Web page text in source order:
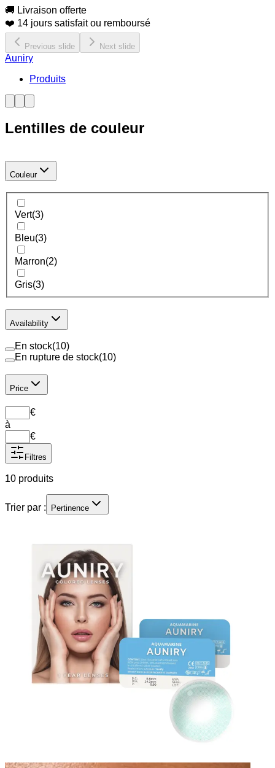
🚚 Livraison offerte
❤️ 14 jours satisfait ou remboursé
Previous slide Next slide
Auniry
Produits
Lentilles de couleur
Couleur
Vert(3)
Bleu(3)
Marron(2)
Gris(3)
Availability
En stock(10)
En rupture de stock(10)
Price
€
à
€
Filtres
10 produits
Trier par : Pertinence